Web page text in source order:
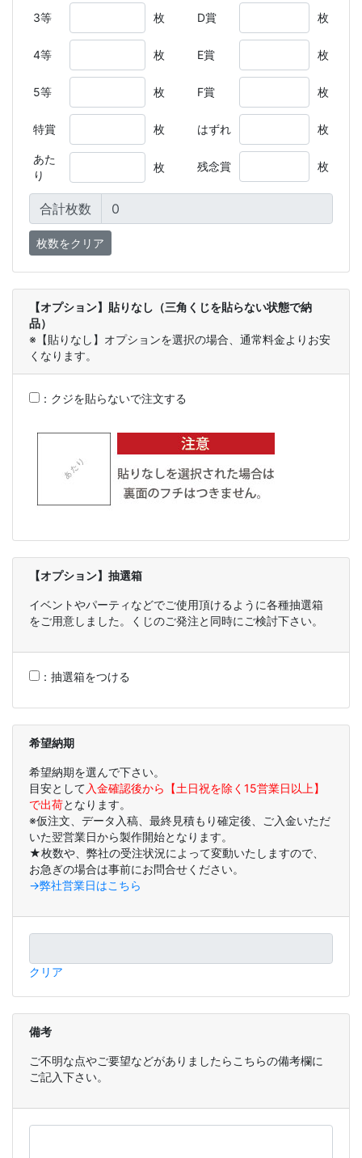
3等 枚
4等 枚
5等 枚
特賞 枚
あた
り
枚
D賞 枚
E賞 枚
F賞 枚
はずれ 枚
残念賞 枚
合計枚数
【オプション】貼りなし（三角くじを貼らない状態で納
品）
※【貼りなし】オプションを選択の場合、通常料金よりお安
くなります。
： クジを貼らないで注文する
【オプション】抽選箱
イベントやパーティなどでご使用頂けるように各種抽選箱
をご用意しました。くじのご発注と同時にご検討下さい。
： 抽選箱をつける
希望納期
希望納期を選んで下さい。
目安として 入金確認後から【土日祝を除く15営業日以上】
で出荷となります。
※仮注文、データ入稿、最終見積もり確定後、ご入金いただ
いた翌営業日から製作開始となります。
★枚数や、弊社の受注状況によって変動いたしますので、
お急ぎの場合は事前にお問合せください。
→弊社営業日はこちら
クリア
備考
ご不明な点やご要望などがありましたらこちらの備考欄に
ご記入下さい。